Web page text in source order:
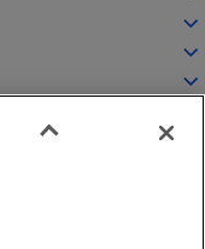
Services Act,
Kontakt